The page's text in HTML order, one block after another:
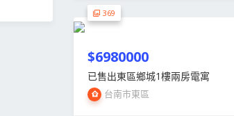
369
$6980000
已售出東區鄉城1樓兩房電寓
台南市東區